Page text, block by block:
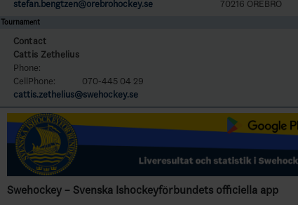
stefan.bengtzen@orebrohockey.se
70216 ÖREBRO
Tournament
Contact
Cattis Zethelius
Phone:
CellPhone:
070-445 04 29
cattis.zethelius@swehockey.se
Swehockey – Svenska Ishockeyförbundets officiella app